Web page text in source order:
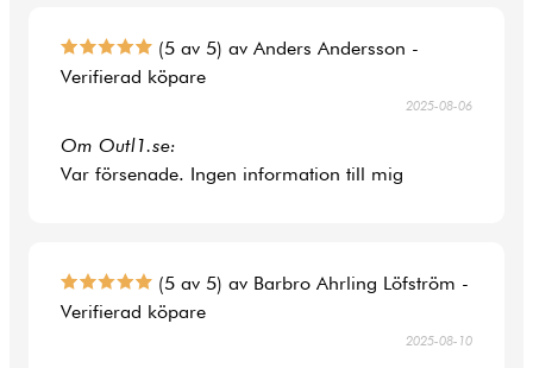
(5 av 5) av Anders Andersson -
Verifierad köpare
2025-08-06
Om Outl1.se:
Var försenade. Ingen information till mig
(5 av 5) av Barbro Ahrling Löfström -
Verifierad köpare
2025-08-10